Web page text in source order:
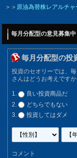
＞＞原油為替株レアルチャ
毎月分配型の意見募集中
毎月分配型の
投資のセオリーでは、
さんはどうお考えですか
良い投資商品だ
どちらでもない
投資してはダメ
コメント